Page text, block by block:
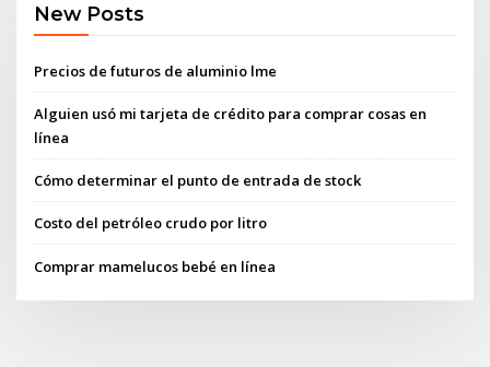
New Posts
Precios de futuros de aluminio lme
Alguien usó mi tarjeta de crédito para comprar cosas en
línea
Cómo determinar el punto de entrada de stock
Costo del petróleo crudo por litro
Comprar mamelucos bebé en línea